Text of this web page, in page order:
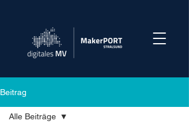
Beitrag
Alle Beiträge